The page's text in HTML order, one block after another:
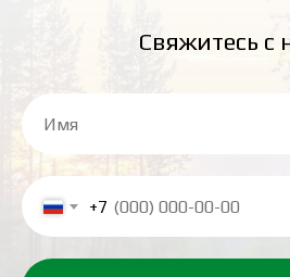
Свяжитесь с
+7